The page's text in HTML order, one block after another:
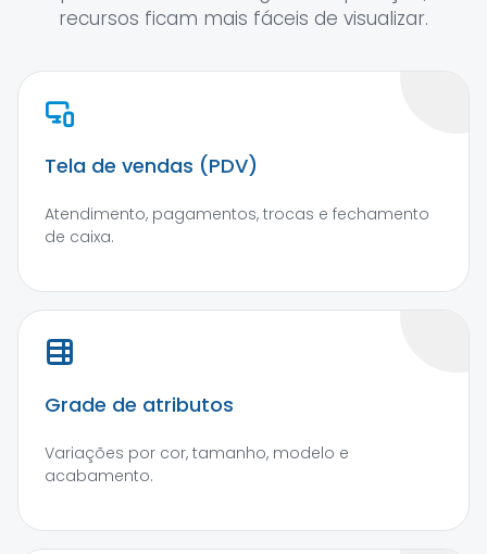
recursos ficam mais fáceis de visualizar.
Tela de vendas (PDV)
Atendimento, pagamentos, trocas e fechamento
de caixa.
Grade de atributos
Variações por cor, tamanho, modelo e
acabamento.